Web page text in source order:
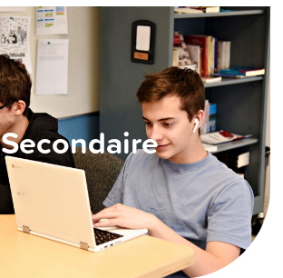
Secondaire